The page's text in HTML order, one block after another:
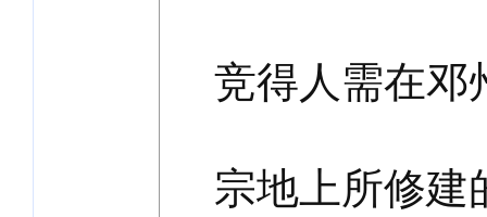
竞得人需在邓
宗地上所修建